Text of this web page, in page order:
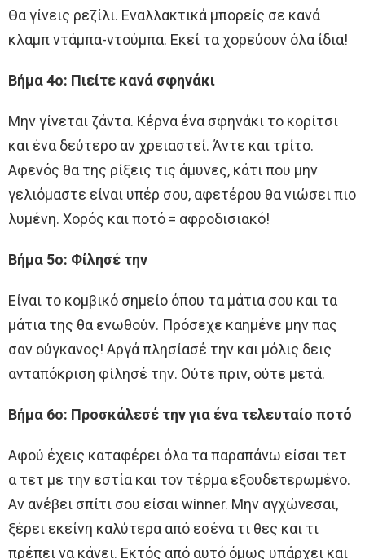
Θα γίνεις ρεζίλι. Εναλλακτικά μπορείς σε κανά
κλαμπ ντάμπα-ντούμπα. Εκεί τα χορεύουν όλα ίδια!
Βήμα 4ο: Πιείτε κανά σφηνάκι
Μην γίνεται ζάντα. Κέρνα ένα σφηνάκι το κορίτσι
και ένα δεύτερο αν χρειαστεί. Άντε και τρίτο.
Αφενός θα της ρίξεις τις άμυνες, κάτι που μην
γελιόμαστε είναι υπέρ σου, αφετέρου θα νιώσει πιο
λυμένη. Χορός και ποτό = αφροδισιακό!
Βήμα 5ο: Φίλησέ την
Είναι το κομβικό σημείο όπου τα μάτια σου και τα
μάτια της θα ενωθούν. Πρόσεχε καημένε μην πας
σαν ούγκανος! Αργά πλησίασέ την και μόλις δεις
ανταπόκριση φίλησέ την. Ούτε πριν, ούτε μετά.
Βήμα 6ο: Προσκάλεσέ την για ένα τελευταίο ποτό
Αφού έχεις καταφέρει όλα τα παραπάνω είσαι τετ
α τετ με την εστία και τον τέρμα εξουδετερωμένο.
Αν ανέβει σπίτι σου είσαι winner. Μην αγχώνεσαι,
ξέρει εκείνη καλύτερα από εσένα τι θες και τι
πρέπει να κάνει. Εκτός από αυτό όμως υπάρχει και